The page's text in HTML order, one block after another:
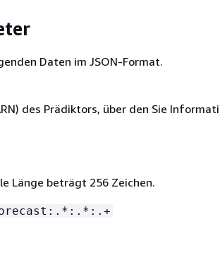
Daten im JSON-Format.
des Prädiktors, über den Sie
Länge beträgt 256 Zeichen.